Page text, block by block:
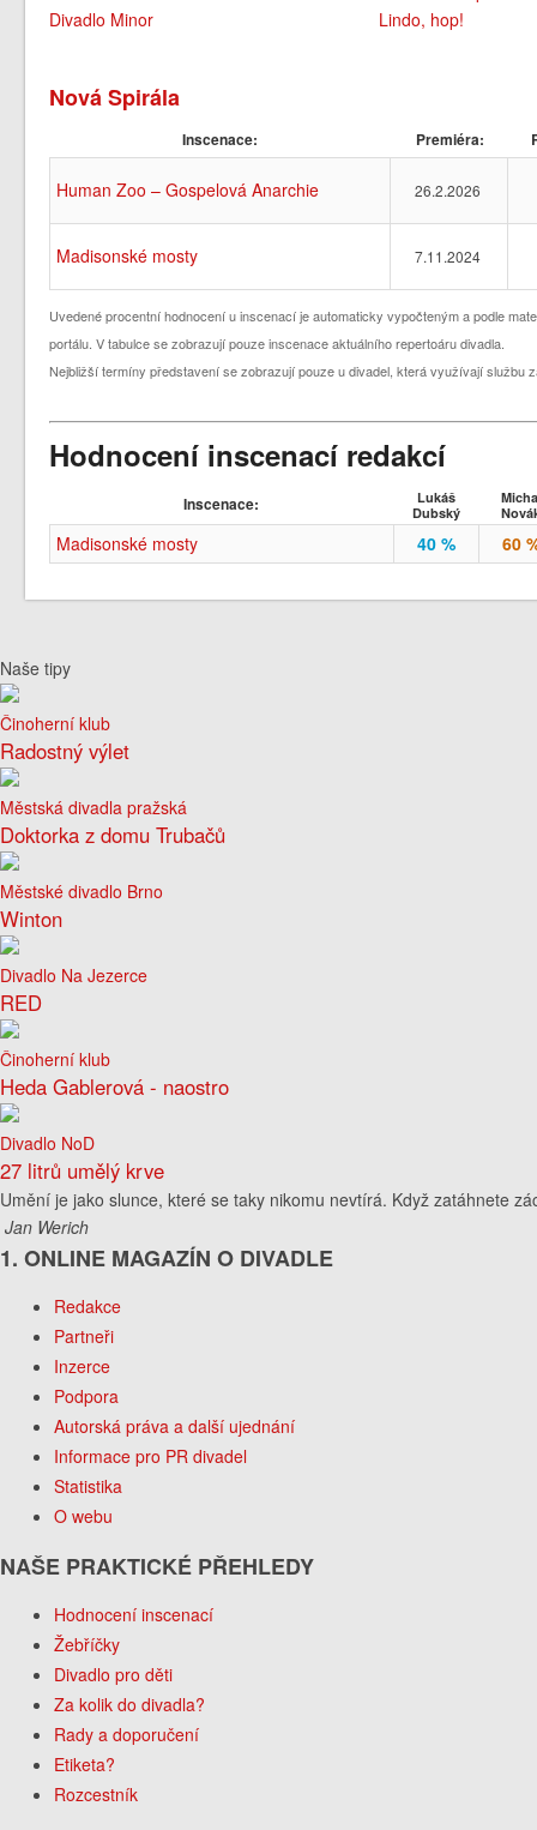
Divadlo Minor
Lindo, hop!
Nová Spirála
Inscenace: Premiéra:
Human Zoo – Gospelová Anarchie 26.2.2026
Madisonské mosty 7.11.2024
Uvedené procentní hodnocení u inscenací je automaticky vypočteným a podle
portálu. V tabulce se zobrazují pouze inscenace aktuálního repertoáru divadla.
Nejbližší termíny představení se zobrazují pouze u divadel, která využívají službu
Hodnocení inscenací redakcí
Inscenace:
Lukáš
Dubský
Madisonské mosty 40 % 60
Naše tipy
Činoherní klub
Radostný výlet
Městská divadla pražská
Doktorka z domu Trubačů
Městské divadlo Brno
Winton
Divadlo Na Jezerce
RED
Činoherní klub
Heda Gablerová - naostro
Divadlo NoD
27 litrů umělý krve
Umění je jako slunce, které se taky nikomu nevtírá. Když zatáhnete
Jan Werich
1. ONLINE MAGAZÍN O DIVADLE
Redakce
Partneři
Inzerce
Podpora
Autorská práva a další ujednání
Informace pro PR divadel
Statistika
O webu
NAŠE PRAKTICKÉ PŘEHLEDY
Hodnocení inscenací
Žebříčky
Divadlo pro děti
Za kolik do divadla?
Rady a doporučení
Etiketa?
Rozcestník